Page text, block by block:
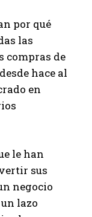
por qué
las
compras de
hace al
en
le han
sus
negocio
lazo